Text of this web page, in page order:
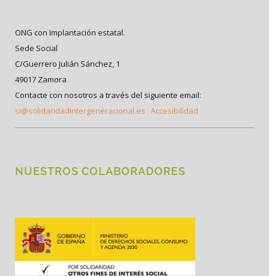
ONG con Implantación estatal.
Sede Social
C/Guerrero Julián Sánchez, 1
49017 Zamora
Contacte con nosotros a través del siguiente email:
si@solidaridadintergeneracional.es Accesibilidad
NUESTROS COLABORADORES